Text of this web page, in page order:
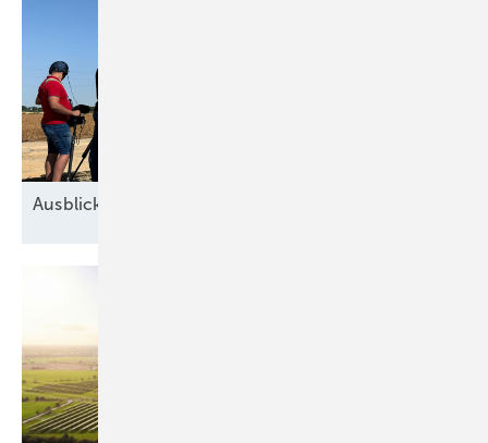
Ausblick der Windbranche: Was kommt 2026?